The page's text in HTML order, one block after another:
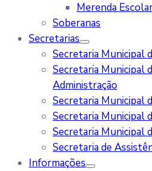
Merenda
Soberanas
Secretarias
Secretaria Municipal
Secretaria Municipal
Administração
Secretaria Municipal
Secretaria Municipal
Secretaria Municipal
Secretaria de
Informações